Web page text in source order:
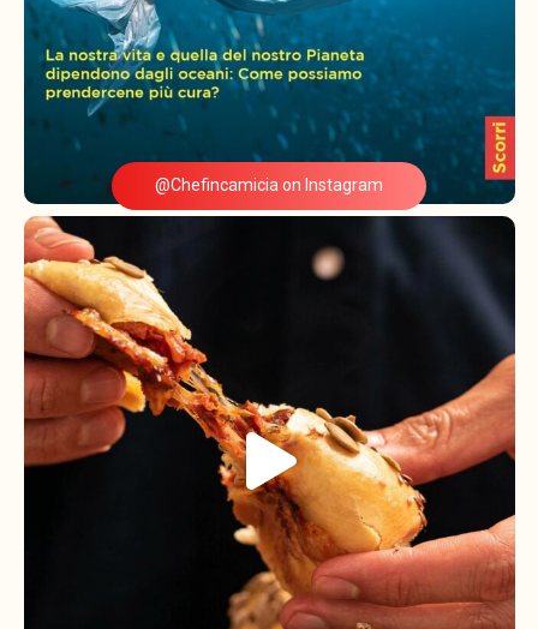
@Chefincamicia on Instagram